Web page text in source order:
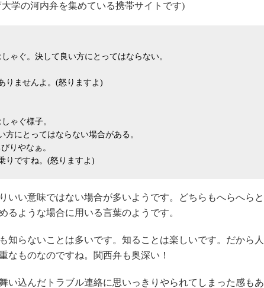
学の河内弁を集めている携帯サイトです)
ゃぐ。決して良い方にとってはならない。
りませんよ。(怒りますよ)
ゃぐ様子。
方にとってはならない場合がある。
りやなぁ。
りですね。(怒りますよ)
いい意味ではない場合が多いようです。どちらもへらへら
るような場合に用いる言葉のようです。
知らないことは多いです。知ることは楽しいです。だから
なものなのですね。関西弁も奥深い！
い込んだトラブル連絡に思いっきりやられてしまった感も